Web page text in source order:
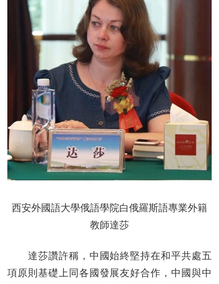
西安外國語大學俄語學院白俄羅斯語專業外籍
教師達莎
達莎讚許稱，中國始終堅持在和平共處五
項原則基礎上同各國發展友好合作，中國與中